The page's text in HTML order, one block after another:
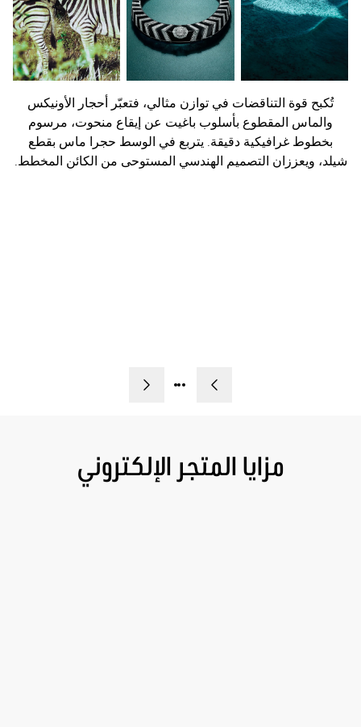
تُكبح قوة التناقضات في توازن مثالي، فتعبّر أحجار الأونيكس
والماس المقطوع بأسلوب باغيت عن إيقاع منحوت، مرسوم
بخطوط غرافيكية دقيقة. يتربع في الوسط حجرا ماس بقطع
شيلد، ويعززان التصميم الهندسي المستوحى من الكائن المخطط.
مزايا المتجر الإلكتروني